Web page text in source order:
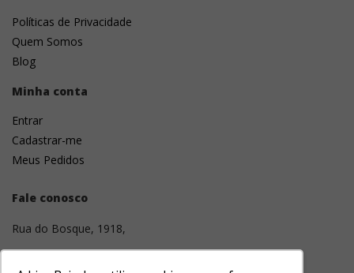
Políticas de Privacidade
Quem Somos
Blog
Minha conta
Entrar
Cadastrar-me
Meus Pedidos
Fale conosco
Rua do Bosque, 1918,
01136-001